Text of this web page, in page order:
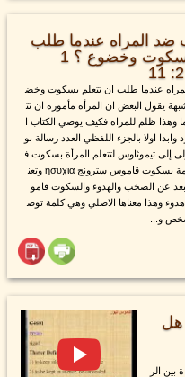
ضد المراه عندما طلب
ان تتعلم بسكوت وخضوع ؟ 1
عندما طلب ان تتعلم بسكوت وخض
يقول البعض ان المرأه مأموره ان تت
وهذا ظلم للمراه فكيف يوصي الكتاب ا
اولا بالجزء اللفظي العدد رسالة بو
إلى تيموثاوس لتتعلم المرأة بسكوت ف
ي كل خضوع كلمة بسكوت قاموس سترونج ησυχια وتعن
عن الصخب والهدوء والسكوت قامو
س ثيور ησυχια هدوء وهذا معناها الاصلي وهي كلمة توص
و...
هل
الر